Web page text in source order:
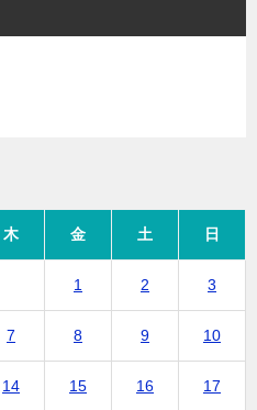
木 金 土 日
1 2 3
7 8 9 10
14 15 16 17